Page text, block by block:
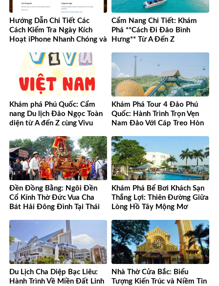
Hướng Dẫn Chi Tiết Các
Cách Kiểm Tra Ngày Kích
Hoạt iPhone Nhanh Chóng và
Cẩm Nang Chi Tiết: Khám
Phá **Cách Đi Đảo Bình
Hưng** Từ A Đến Z
Khám phá Phú Quốc: Cẩm
nang Du lịch Đảo Ngọc Toàn
diện từ A đến Z cùng Vivu
Khám Phá Tour 4 Đảo Phú
Quốc: Hành Trình Trọn Vẹn
Nam Đảo Với Cáp Treo Hòn
Đền Đồng Bằng: Ngôi Đền
Cổ Kính Thờ Đức Vua Cha
Bát Hải Đông Đình Tại Thái
Khám Phá Bể Bơi Khách Sạn
Thắng Lợi: Thiên Đường Giữa
Lòng Hồ Tây Mộng Mơ
Du Lịch Cha Diệp Bạc Liêu:
Hành Trình Về Miền Đất Linh
Nhà Thờ Cửa Bắc: Biểu
Tượng Kiến Trúc và Niềm Tin